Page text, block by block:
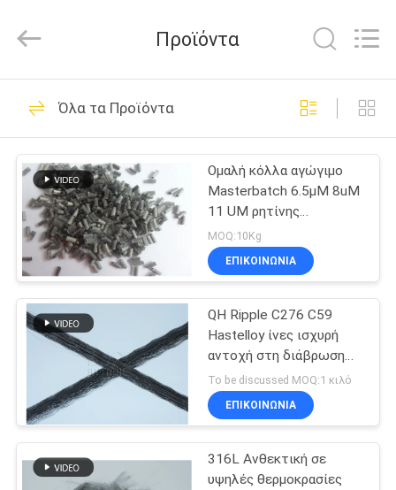
ΣΠΊΤΙ
ΠΡΟΪΌΝΤΑ
ΒΊΝΤΕΟ
VR
ΠΑΡΟΥΣΙΆΣΤΕ
ΠΕΡΊΠΟΥ
ΕΜΕΊΣ
ΓΎΡΟΣ
ΕΡΓΟΣΤΑΣΊΩΝ
Materials
Rights
Συμπυκνωμένη ίνα
μετάλλων
30
ίνα ανοξείδωτου
22
Προϊόντα
Όλα τα Προϊόντα
Ομαλή κόλλα αγώγιμο
Masterbatch 6.5µM 8uM
11 UM ρητίνης
επιφάνειας
MOQ:10Kg
ΕΠΙΚΟΙΝΩΝΙΑ
QH Ripple C276 C59
Hastelloy ίνες ισχυρή
αντοχή στη διάβρωση
για 4um 8um 12um και
22um
To be discussed MOQ:1 κιλό
ΕΠΙΚΟΙΝΩΝΙΑ
316L Ανθεκτική σε
υψηλές θερμοκρασίες